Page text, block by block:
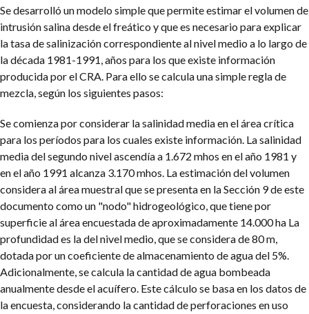
Se desarrolló un modelo simple que permite estimar el volumen de
intrusión salina desde el freático y que es necesario para explicar
la tasa de salinización correspondiente al nivel medio a lo largo de
la década 1981-1991, años para los que existe información
producida por el CRA. Para ello se calcula una simple regla de
mezcla, según los siguientes pasos:
Se comienza por considerar la salinidad media en el área crítica
para los períodos para los cuales existe información. La salinidad
media del segundo nivel ascendía a 1.672 mhos en el año 1981 y
en el año 1991 alcanza 3.170 mhos. La estimación del volumen
considera al área muestral que se presenta en la Sección 9 de este
documento como un "nodo" hidrogeológico, que tiene por
superficie al área encuestada de aproximadamente 14.000 ha La
profundidad es la del nivel medio, que se considera de 80 m,
dotada por un coeficiente de almacenamiento de agua del 5%.
Adicionalmente, se calcula la cantidad de agua bombeada
anualmente desde el acuífero. Este cálculo se basa en los datos de
la encuesta, considerando la cantidad de perforaciones en uso